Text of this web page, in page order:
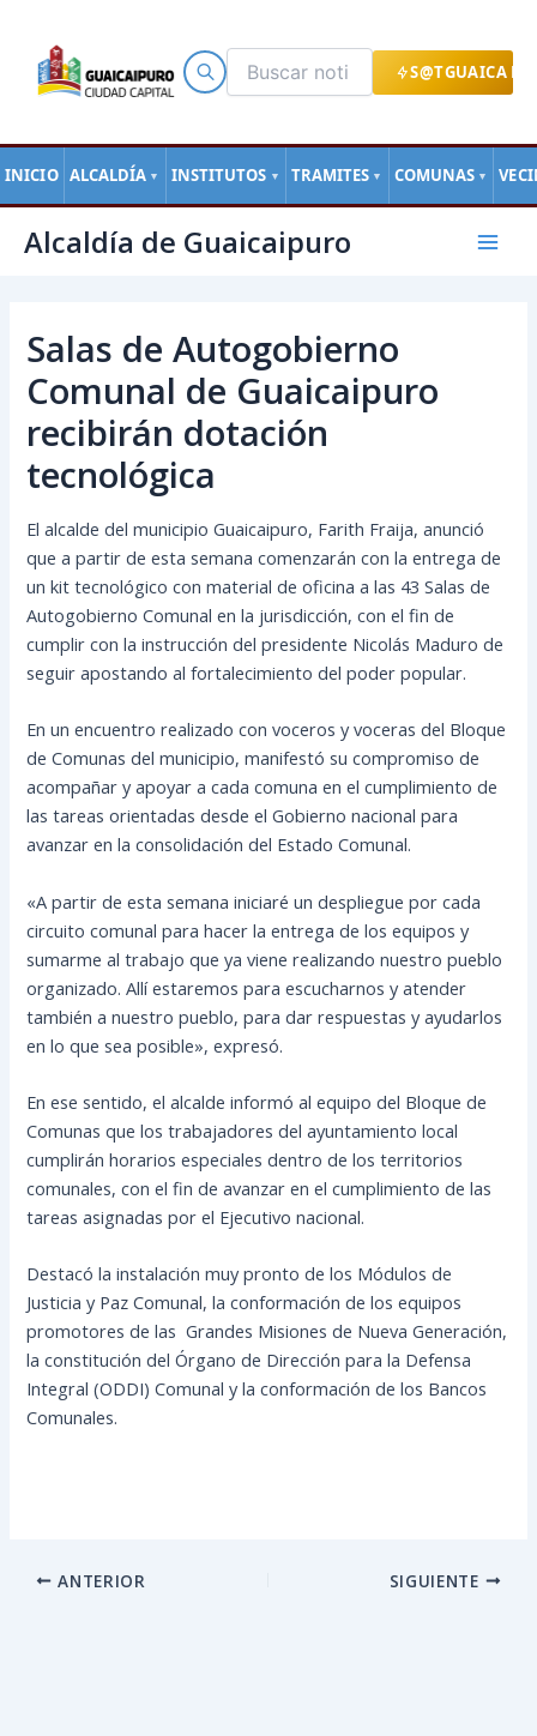
S@TGUAICA
INICIO ALCALDÍA ▼ INSTITUTOS ▼ TRAMITES ▼ COMUNAS ▼
contenido
Alcaldía de Guaicaipuro
Main
Salas de Autogobierno
Comunal de Guaicaipuro
recibirán dotación
tecnológica
El alcalde del municipio Guaicaipuro, Farith Fraija, anunció
que a partir de esta semana comenzarán con la entrega de
un kit tecnológico con material de oficina a las 43 Salas de
Autogobierno Comunal en la jurisdicción, con el fin de
cumplir con la instrucción del presidente Nicolás Maduro de
seguir apostando al fortalecimiento del poder popular.
En un encuentro realizado con voceros y voceras del Bloque
de Comunas del municipio, manifestó su compromiso de
acompañar y apoyar a cada comuna en el cumplimiento de
las tareas orientadas desde el Gobierno nacional para
avanzar en la consolidación del Estado Comunal.
«A partir de esta semana iniciaré un despliegue por cada
circuito comunal para hacer la entrega de los equipos y
sumarme al trabajo que ya viene realizando nuestro pueblo
organizado. Allí estaremos para escucharnos y atender
también a nuestro pueblo, para dar respuestas y ayudarlos
en lo que sea posible», expresó.
En ese sentido, el alcalde informó al equipo del Bloque de
Comunas que los trabajadores del ayuntamiento local
cumplirán horarios especiales dentro de los territorios
comunales, con el fin de avanzar en el cumplimiento de las
tareas asignadas por el Ejecutivo nacional.
Destacó la instalación muy pronto de los Módulos de
Justicia y Paz Comunal, la conformación de los equipos
promotores de las Grandes Misiones de Nueva Generación,
la constitución del Órgano de Dirección para la Defensa
Integral (ODDI) Comunal y la conformación de los Bancos
Comunales.
de
ANTERIOR SIGUIENTE